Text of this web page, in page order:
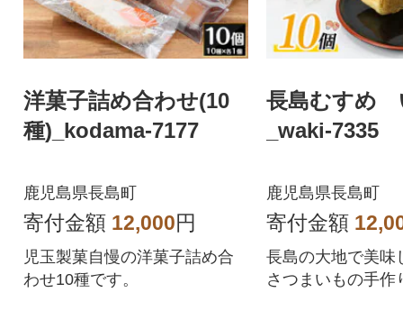
洋菓子詰め合わせ(10
種)_kodama-7177
鹿児島県長島町
寄付金額 12,000円
児玉製菓自慢の洋菓子詰め合
わせ10種です。
長島むすめ
_waki-7335
鹿児島県長島町
寄付金額
長島の大地で美味
さつまいもの手作